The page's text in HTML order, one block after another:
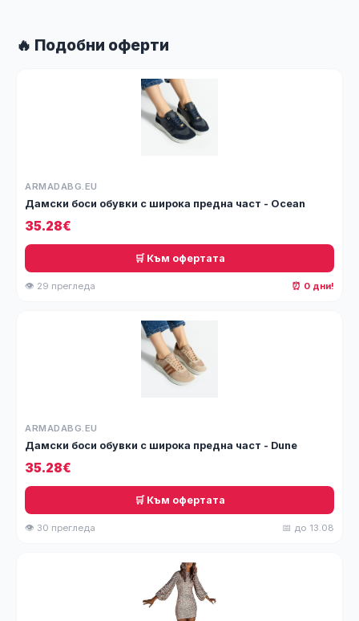
🔥 Подобни оферти
ARMADABG.EU
Дамски боси обувки с широка предна част - Ocean
35.28€
🛒 Към офертата
👁 29 прегледа ⏰ 0 дни!
ARMADABG.EU
Дамски боси обувки с широка предна част - Dune
35.28€
🛒 Към офертата
👁 30 прегледа 📅 до 13.08